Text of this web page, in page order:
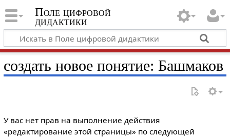
Поле цифровой
дидактики
создать новое понятие: Башмаков
У вас нет прав на выполнение действия
«редактирование этой страницы» по следующей